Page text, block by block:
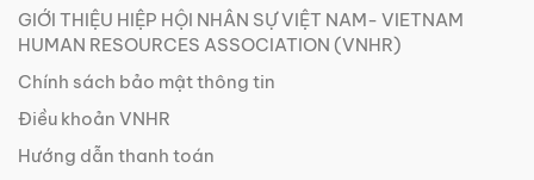
GIỚI THIỆU HIỆP HỘI NHÂN SỰ VIỆT NAM- VIETNAM
HUMAN RESOURCES ASSOCIATION (VNHR)
Chính sách bảo mật thông tin
Điều khoản VNHR
Hướng dẫn thanh toán